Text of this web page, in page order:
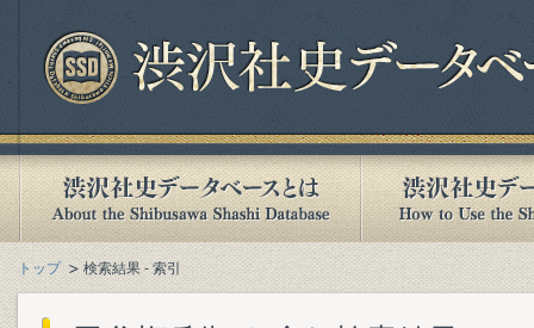
トップ 検索結果 - 索引